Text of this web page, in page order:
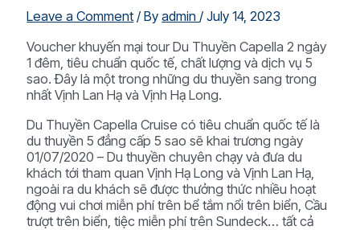
Leave a Comment / Byadmin /July 14, 2023
Voucher khuyến mại tour Du Thuyền Capella 2 ngày
1 đêm, tiêu chuẩn quốc tế, chất lượng và dịch vụ 5
sao. Đây là một trong những du thuyền sang trong
nhất Vịnh Lan Hạ và Vịnh Hạ Long.
Du Thuyền Capella Cruise có tiêu chuẩn quốc tế là
du thuyền 5 đẳng cấp 5 sao sẽ khai trương ngày
01/07/2020 – Du thuyền chuyên chạy và đưa du
khách tới tham quan Vịnh Hạ Long và Vịnh Lan Hạ,
ngoài ra du khách sẽ được thưởng thức nhiều hoạt
động vui chơi miễn phí trên bể tắm nổi trên biển, Cầu
trượt trên biển, tiệc miễn phí trên Sundeck… tất cả